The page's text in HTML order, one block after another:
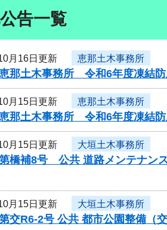
告一覧
月16日更新 恵那土木事務所
那土木事務所 令和6年度凍結
月15日更新 恵那土木事務所
那土木事務所 令和6年度凍結
月15日更新 大垣土木事務所
橋補8号 公共 道路メンテナン
月15日更新 大垣土木事務所
交R6-2号 公共 都市公園整備（